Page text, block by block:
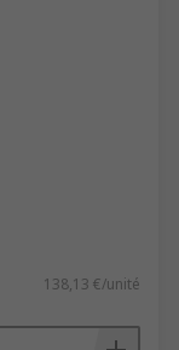
138,13 €/unité